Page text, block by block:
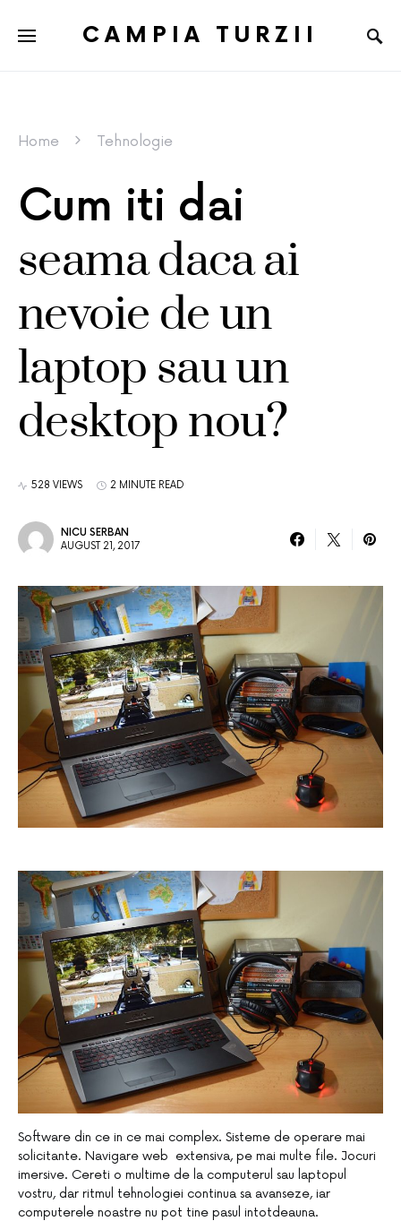
CAMPIA TURZII
Home Tehnologie
Cum iti dai
seama daca ai
nevoie de un
laptop sau un
desktop nou?
528 VIEWS 2 MINUTE READ
NICU SERBAN
AUGUST 21, 2017
Software din ce in ce mai complex. Sisteme de operare mai
solicitante. Navigare web extensiva, pe mai multe file. Jocuri
imersive. Cereti o multime de la computerul sau laptopul
vostru, dar ritmul tehnologiei continua sa avanseze, iar
computerele noastre nu pot tine pasul intotdeauna.